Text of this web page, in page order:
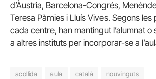
d’Àustria, Barcelona-Congrés,
Teresa Pàmies i Lluís Vives. Segons les
cada centre, han mantingut l’alumnat o
a altres instituts per incorporar-se a
acollida aula català nouvinguts